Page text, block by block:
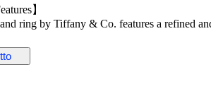
】
ring by Tiffany & Co. features a refined
maintaining a sophisticated and timeless
with other rings, reflecting the fine